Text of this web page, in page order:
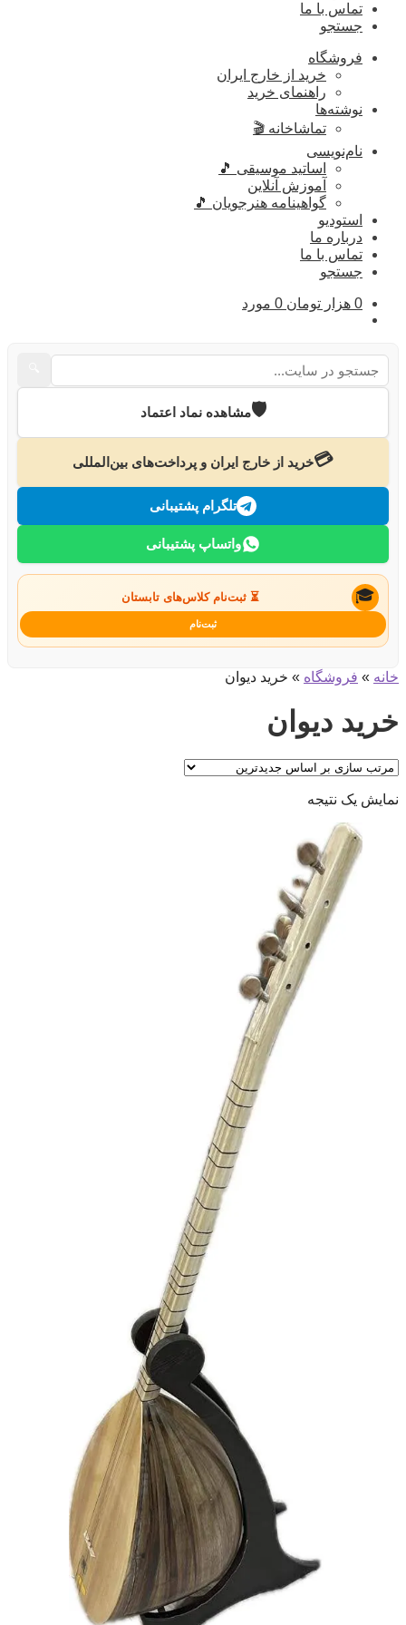
تماس با ما
جستجو
فروشگاه
خرید از خارج ایران
راهنمای خرید
نوشته‌ها
تماشاخانه 🎬
نام‌نویسی
اساتید موسیقی 🎵
آموزش آنلاین
گواهینامه هنرجویان 🎵
استودیو
درباره ما
تماس با ما
جستجو
0 هزار تومان 0 مورد
🛡️مشاهده نماد اعتماد
💳خرید از خارج ایران و پرداخت‌های بین‌المللی
تلگرام پشتیبانی
واتساپ پشتیبانی
🎓 ⏳ ثبت‌نام کلاس‌های تابستان
ثبت‌نام
خانه » فروشگاه » خرید دیوان
خرید دیوان
نمایش یک نتیجه